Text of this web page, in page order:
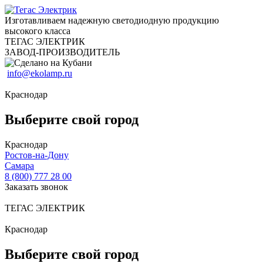
Изготавливаем надежную светодиодную продукцию
высокого класса
ТЕГАС ЭЛЕКТРИК
ЗАВОД-ПРОИЗВОДИТЕЛЬ
info@ekolamp.ru
Краснодар
Выберите свой город
Краснодар
Ростов-на-Дону
Самара
8 (800) 777 28 00
Заказать звонок
ТЕГАС ЭЛЕКТРИК
Краснодар
Выберите свой город